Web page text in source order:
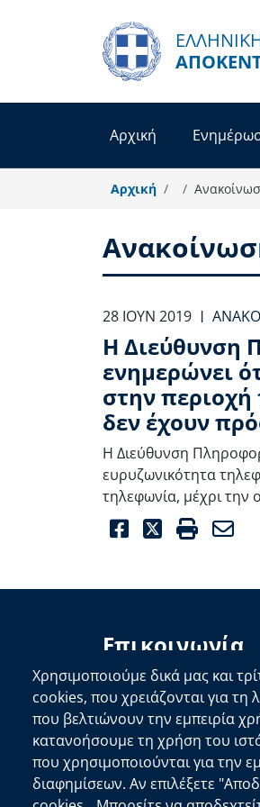
Αρχική
Αρχική
28 ΙΟΥΝ 2019 |
Η Διεύθυνση
ενημερώνει
στην
δεν έχουν
Η Διεύθυνση
ευρυζωνικότητα
τηλεφωνία, μέχρι
Facebook
Print
Επικοινωνία
Αποκεντρωμένη
Πλατεία
Επικοινωνήστε μαζί
Χρησιμοποιούμε δικά μας και
cookies, που χρειάζονται για τη
που βελτιώνουν την εμπειρία
κατανοήσουμε τη χρήση του
που χρησιμοποιούνται για την
διαφημίσεων. Αν επιλέξετε
copyright © 2026Δ/